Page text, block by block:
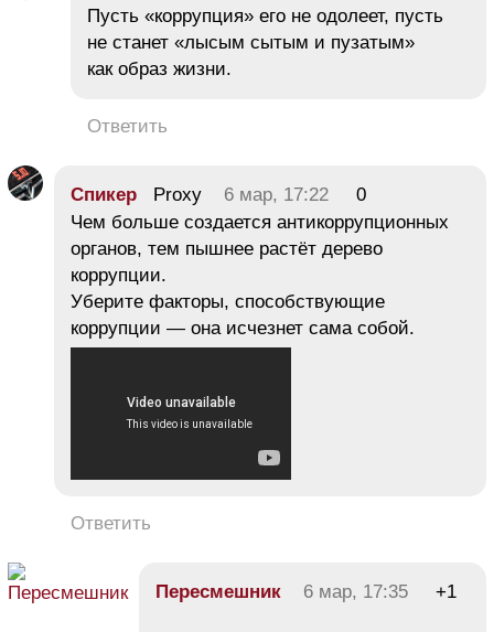
Пусть «коррупция» его не одолеет, пусть
не станет «лысым сытым и пузатым»
как образ жизни.
Ответить
Спикер Proxy 6 мар, 17:22
0
Чем больше создается антикоррупционных
органов, тем пышнее растёт дерево
коррупции.
Уберите факторы, способствующие
коррупции — она исчезнет сама собой.
Ответить
Пересмешник 6 мар, 17:35 +1